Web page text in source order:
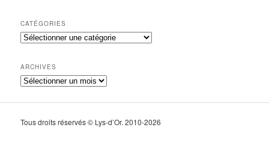
CATÉGORIES
Catégories
ARCHIVES
Archives
Tous droits réservés © Lys-d’Or. 2010-2026